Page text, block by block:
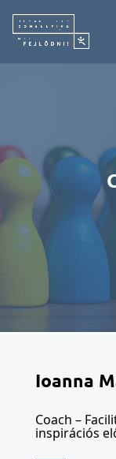
Ioanna
Coach –
inspirációs